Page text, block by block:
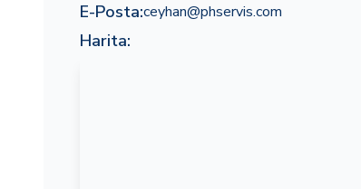
E-Posta:ceyhan@phservis.com
Harita: